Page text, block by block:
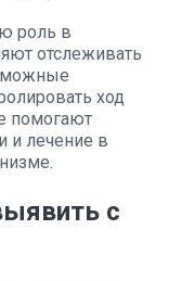
роль в
отслеживать
ход
помогают
и лечение в
с